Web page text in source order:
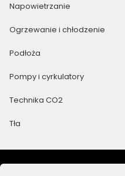
Napowietrzanie
Ogrzewanie i chłodzenie
Podłoża
Pompy i cyrkulatory
Technika CO2
Tła